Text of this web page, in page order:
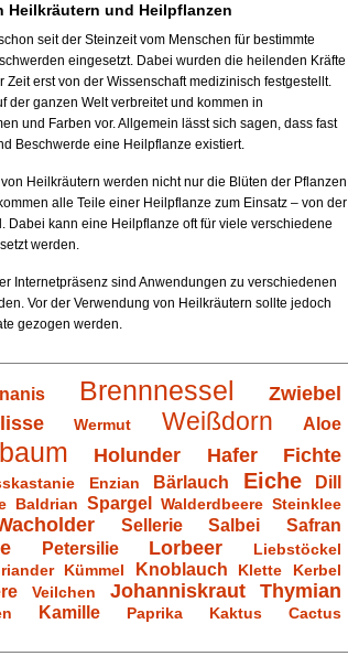
Heilkräutern und Heilpflanzen
seit der Steinzeit vom Menschen für bestimmte
eingesetzt. Dabei wurden die heilenden Kräfte
Zeit erst von der Wissenschaft medizinisch festgestellt.
der ganzen Welt verbreitet und kommen in
und Farben vor. Allgemein lässt sich sagen, dass fast
Beschwerde eine Heilpflanze existiert.
Heilkräutern werden nicht nur die Blüten der Pflanzen
alle Teile einer Heilpflanze zum Einsatz – von der
Dabei kann eine Heilpflanze oft für viele verschiedene
werden.
Internetpräsenz sind Anwendungen zu verschiedenen
Vor der Verwendung von Heilkräutern sollte jedoch
gezogen werden.
Brennnessel
Zwiebel
Wermut Weißdorn Aloe
Holunder Hafer Fichte
Enzian Bärlauch Eiche Dill
Baldrian Spargel Walderdbeere Steinklee
Sellerie Salbei Safran
Petersilie Lorbeer Liebstöckel
Kümmel Knoblauch Klette Kerbel
Veilchen Johanniskraut Thymian
Kamille Paprika Kaktus
Cactus